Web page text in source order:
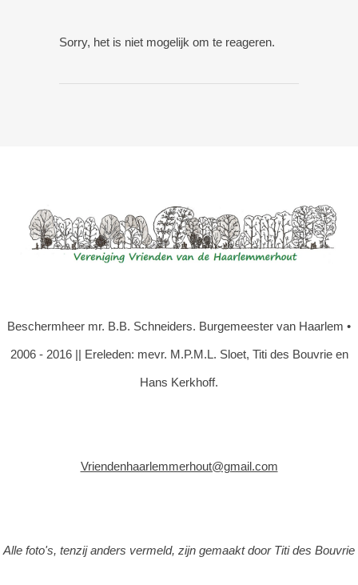
Sorry, het is niet mogelijk om te reageren.
Beschermheer mr. B.B. Schneiders. Burgemeester van Haarlem •
2006 - 2016 || Ereleden: mevr. M.P.M.L. Sloet, Titi des Bouvrie en
Hans Kerkhoff.
Vriendenhaarlemmerhout@gmail.com
Alle foto's, tenzij anders vermeld, zijn gemaakt door Titi des Bouvrie